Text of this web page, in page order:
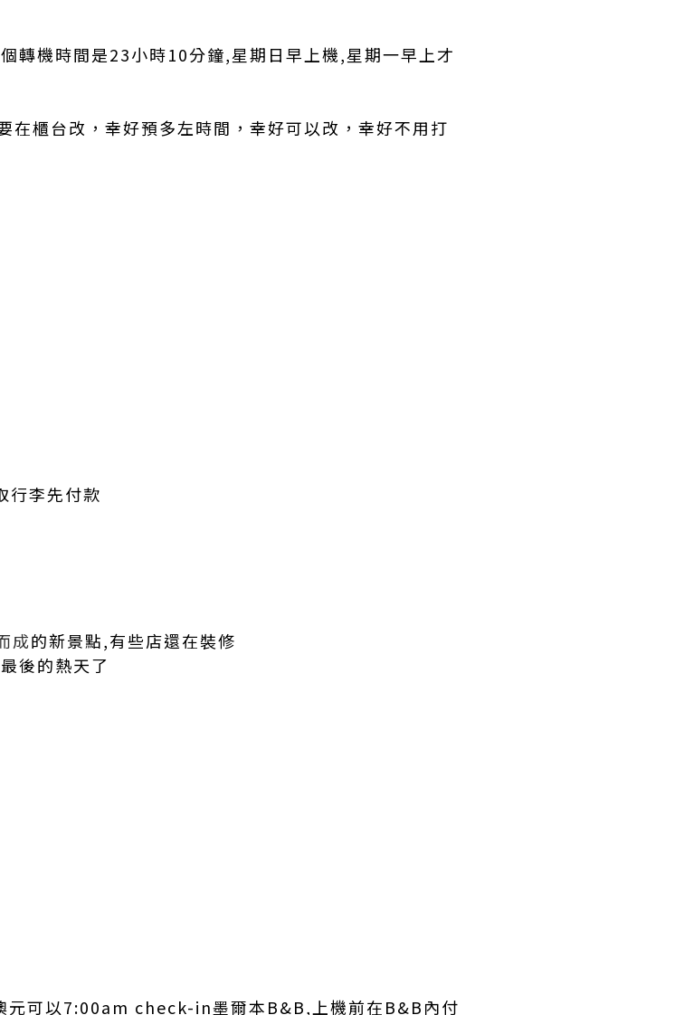
轉機時間是23小時10分鐘,星期日早上機,星期一早上才
櫃台改，幸好預多左時間，幸好可以改，幸好不用打
行李先付款
成的新景點,有些店還在裝修
後的熱天了
可以7:00am check-in墨爾本B&B,上機前在B&B內付